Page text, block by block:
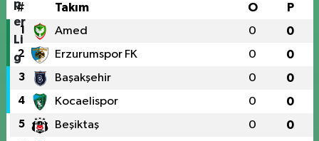
# Takım O P
1 Amed 0 0
2 Erzurumspor FK 0 0
3 Başakşehir 0 0
4 Kocaelispor 0 0
5 Beşiktaş 0 0